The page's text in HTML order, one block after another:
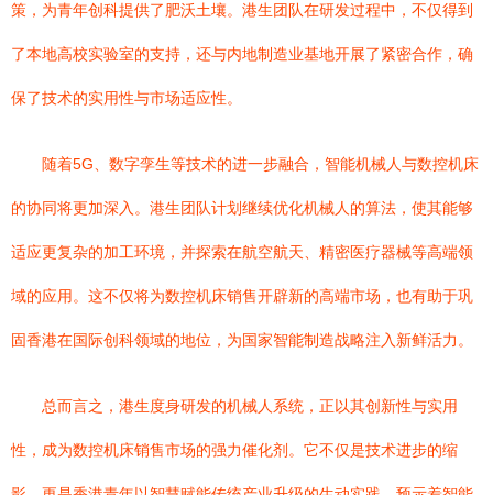
策，为青年创科提供了肥沃土壤。港生团队在研发过程中，不仅得到
了本地高校实验室的支持，还与内地制造业基地开展了紧密合作，确
保了技术的实用性与市场适应性。
随着5G、数字孪生等技术的进一步融合，智能机械人与数控机床
的协同将更加深入。港生团队计划继续优化机械人的算法，使其能够
适应更复杂的加工环境，并探索在航空航天、精密医疗器械等高端领
域的应用。这不仅将为数控机床销售开辟新的高端市场，也有助于巩
固香港在国际创科领域的地位，为国家智能制造战略注入新鲜活力。
总而言之，港生度身研发的机械人系统，正以其创新性与实用
性，成为数控机床销售市场的强力催化剂。它不仅是技术进步的缩